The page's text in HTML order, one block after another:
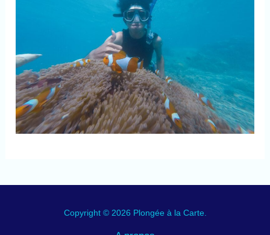
Copyright © 2026 Plongée à la Carte.